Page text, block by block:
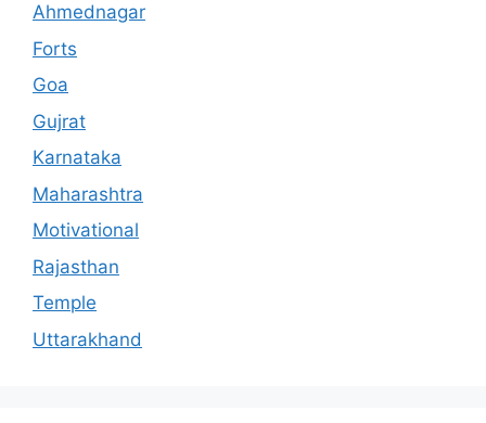
Ahmednagar
Forts
Goa
Gujrat
Karnataka
Maharashtra
Motivational
Rajasthan
Temple
Uttarakhand